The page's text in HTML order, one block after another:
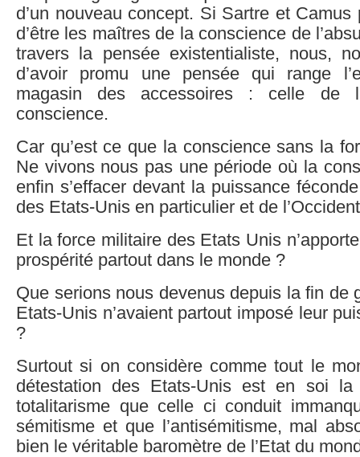
d’un nouveau concept. Si Sartre et
d’être les maîtres de la conscience de
travers la pensée existentialiste, nous,
d’avoir promu une pensée qui range
magasin des accessoires : celle de
conscience.
Car qu’est ce que la conscience sans la
Ne vivons nous pas une période où la
enfin s’effacer devant la puissance
des Etats-Unis en particulier et de
Et la force militaire des Etats Unis
prospérité partout dans le monde ?
Que serions nous devenus depuis la fin de
Etats-Unis n’avaient partout imposé leur
?
Surtout si on considère comme tout le
détestation des Etats-Unis est en soi
totalitarisme que celle ci conduit
sémitisme et que l’antisémitisme, mal
bien le véritable baromètre de l’Etat du